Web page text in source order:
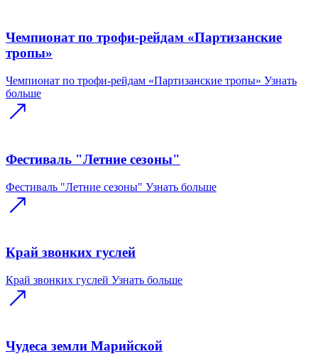
Чемпионат по трофи-рейдам «Партизанские
тропы»
Чемпионат по трофи-рейдам «Партизанские тропы» Узнать
больше
Фестиваль "Летние сезоны"
Фестиваль "Летние сезоны" Узнать больше
Край звонких гуслей
Край звонких гуслей Узнать больше
Чудеса земли Марийской